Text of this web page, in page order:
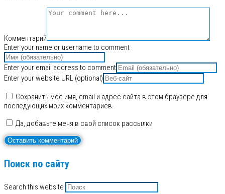
Комментарий
Enter your name or username to comment
Enter your email address to comment
Enter your website URL (optional)
Сохранить моё имя, email и адрес сайта в этом браузере для
последующих моих комментариев.
Да, добавьте меня в свой список рассылки
Поиск по сайту
Search this website